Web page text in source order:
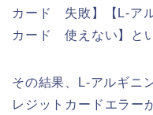
カード 失敗】【L-ア
カード 使えない】と
その結果、L-アルギニ
レジットカードエラー